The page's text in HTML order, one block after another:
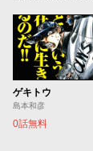
ゲキトウ
島本和彦
0話無料